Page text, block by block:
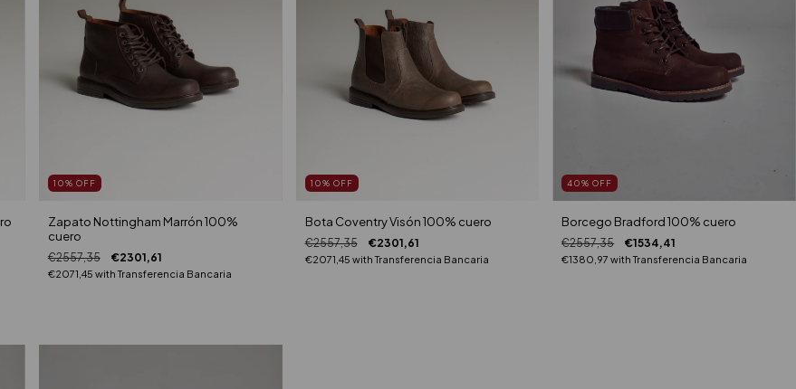
10% OFF
Zapato Nottingham Marrón 100%
cuero
€2557,35 €2301,61
€2071,45 with Transferencia Bancaria
10% OFF
Bota Coventry Visón 100% cuero
€2557,35 €2301,61
€2071,45 withTransferencia Bancaria
40%OFF
Borcego Bradford 100% cuero
€2557,35 €1534,41
€1380,97with Transferencia Bancaria